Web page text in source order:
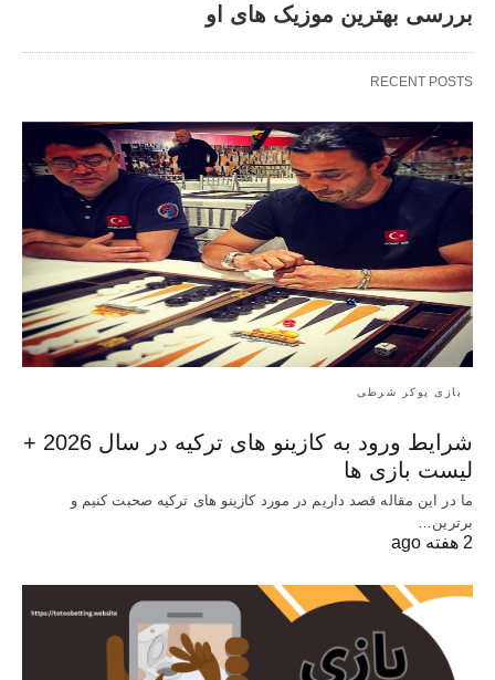
بررسی بهترین موزیک های او
RECENT POSTS
بازی پوکر شرطی
شرایط ورود به کازینو های ترکیه در سال 2026 +
لیست بازی ها
ما در این مقاله قصد داریم در مورد کازینو های ترکیه صحبت کنیم و
برترین…
2 هفته ago